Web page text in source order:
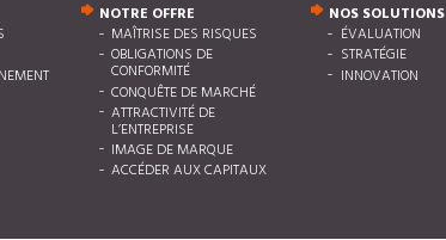
NOTRE OFFRE
MAÎTRISE DES RISQUES
OBLIGATIONS DE
CONFORMITÉ
CONQUÊTE DE MARCHÉ
ATTRACTIVITÉ DE
L’ENTREPRISE
IMAGE DE MARQUE
ACCÉDER AUX CAPITAUX
NOS SOLUTIONS
ÉVALUATION
STRATÉGIE
INNOVATION